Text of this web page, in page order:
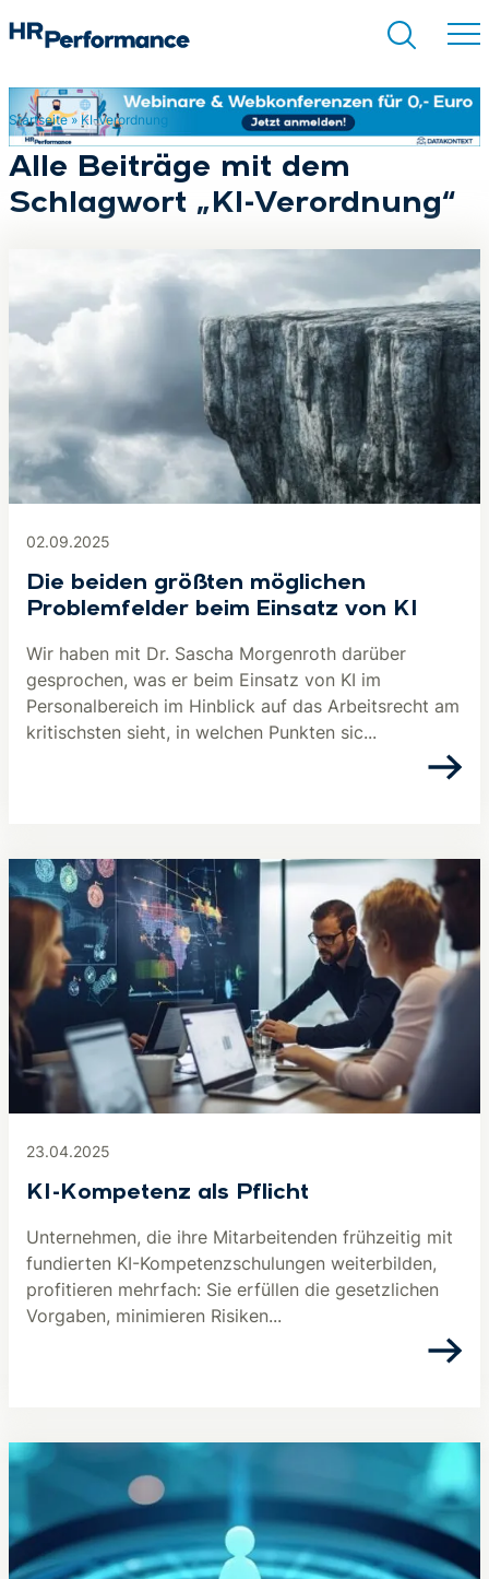
Suchen
Startseite» KI-Verordnung
Alle Beiträge mit dem
Schlagwort „KI-Verordnung“
02.09.2025
Die beiden größten möglichen
Problemfelder beim Einsatz von KI
Wir haben mit Dr. Sascha Morgenroth darüber
gesprochen, was er beim Einsatz von KI im
Personalbereich im Hinblick auf das Arbeitsrecht am
kritischsten sieht, in welchen Punkten sic...
23.04.2025
KI-Kompetenz als Pflicht
Unternehmen, die ihre Mitarbeitenden frühzeitig mit
fundierten KI-Kompetenzschulungen weiterbilden,
profitieren mehrfach: Sie erfüllen die gesetzlichen
Vorgaben, minimieren Risiken...